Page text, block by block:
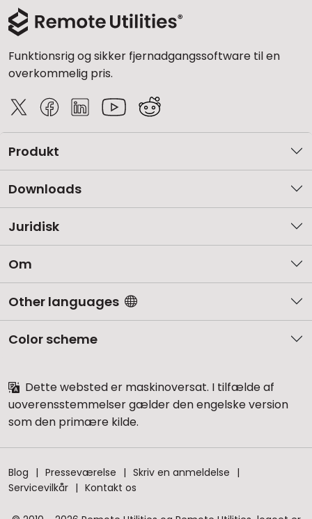
Funktionsrig og sikker fjernadgangssoftware til en
overkommelig pris.
Produkt
Downloads
Juridisk
Om
Other languages
Color scheme
Dette websted er maskinoversat. I tilfælde af
uoverensstemmelser gælder den engelske version
som den primære kilde.
Blog Presseværelse
Skriv en anmeldelse
Servicevilkår
Kontakt os